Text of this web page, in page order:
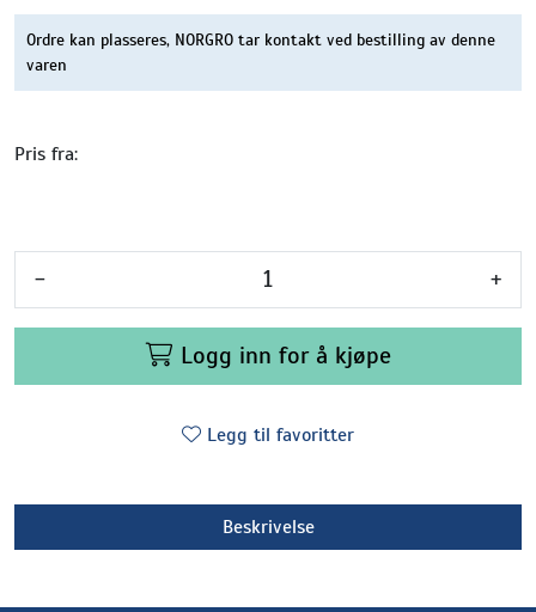
Ordre kan plasseres, NORGRO tar kontakt ved bestilling av denne
varen
Pris fra:
- +
Logg inn for å kjøpe
Legg til favoritter
Beskrivelse
Driftsmidler